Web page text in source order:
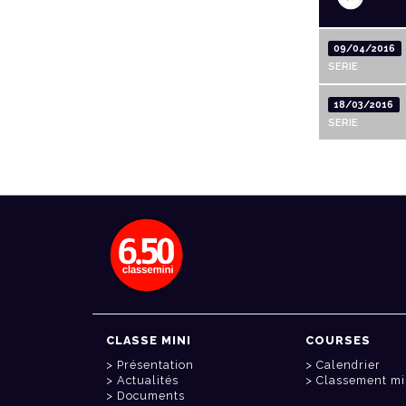
09/04/2016
SERIE
18/03/2016
SERIE
CLASSE MINI
Présentation
Actualités
Documents
COURSES
Calendrier
Classement